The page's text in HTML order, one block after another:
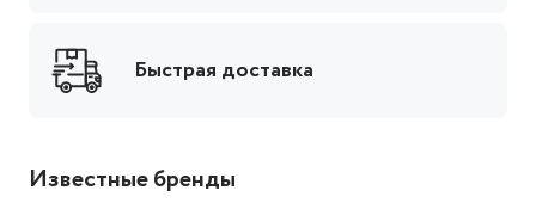
Быстрая доставка
Известные бренды